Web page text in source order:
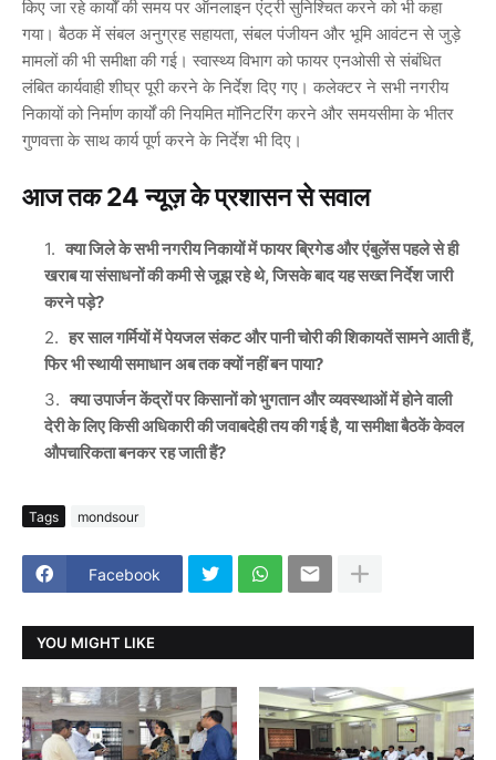
किए जा रहे कार्यों की समय पर ऑनलाइन एंट्री सुनिश्चित करने को भी कहा
गया। बैठक में संबल अनुग्रह सहायता, संबल पंजीयन और भूमि आवंटन से जुड़े
मामलों की भी समीक्षा की गई। स्वास्थ्य विभाग को फायर एनओसी से संबंधित
लंबित कार्यवाही शीघ्र पूरी करने के निर्देश दिए गए। कलेक्टर ने सभी नगरीय
निकायों को निर्माण कार्यों की नियमित मॉनिटरिंग करने और समयसीमा के भीतर
गुणवत्ता के साथ कार्य पूर्ण करने के निर्देश भी दिए।
आज तक 24 न्यूज़ के प्रशासन से सवाल
क्या जिले के सभी नगरीय निकायों में फायर ब्रिगेड और एंबुलेंस पहले से ही
खराब या संसाधनों की कमी से जूझ रहे थे, जिसके बाद यह सख्त निर्देश जारी
करने पड़े?
हर साल गर्मियों में पेयजल संकट और पानी चोरी की शिकायतें सामने आती हैं,
फिर भी स्थायी समाधान अब तक क्यों नहीं बन पाया?
क्या उपार्जन केंद्रों पर किसानों को भुगतान और व्यवस्थाओं में होने वाली
देरी के लिए किसी अधिकारी की जवाबदेही तय की गई है, या समीक्षा बैठकें केवल
औपचारिकता बनकर रह जाती हैं?
Tags mondsour
Facebook
YOU MIGHT LIKE